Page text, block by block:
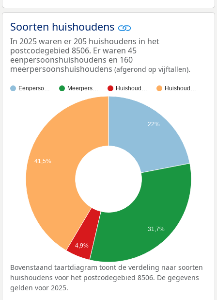
Soorten huishoudens
In 2025 waren er 205 huishoudens in het
postcodegebied 8506. Er waren 45
eenpersoonshuishoudens en 160
meerpersoonshuishoudens (afgerond op vijftallen).
Eenperso… Meerpers… Huishoud… Huishoud…
22%
41,5%
4,9%
31,7%
Bovenstaand taartdiagram toont de verdeling naar soorten
huishoudens voor het postcodegebied 8506. De gegevens
gelden voor 2025.